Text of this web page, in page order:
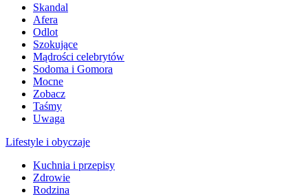
Skandal
Afera
Odlot
Szokujące
Mądrości celebrytów
Sodoma i Gomora
Mocne
Zobacz
Taśmy
Uwaga
Lifestyle i obyczaje
Kuchnia i przepisy
Zdrowie
Rodzina